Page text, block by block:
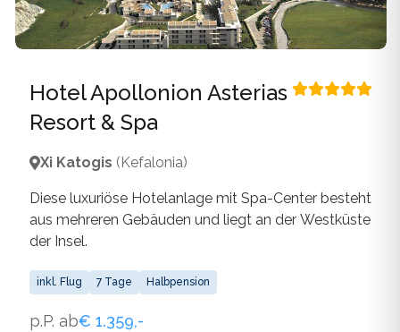
Hotel Apollonion Asterias
Resort & Spa
Xi Katogis (Kefalonia)
Diese luxuriöse Hotelanlage mit Spa-Center besteht
aus mehreren Gebäuden und liegt an der Westküste
der Insel.
inkl. Flug 7 Tage Halbpension
p.P. ab€ 1.359,-